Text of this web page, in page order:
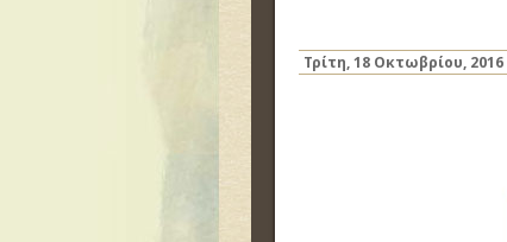
Τρίτη, 18 Οκτωβρίου, 2016